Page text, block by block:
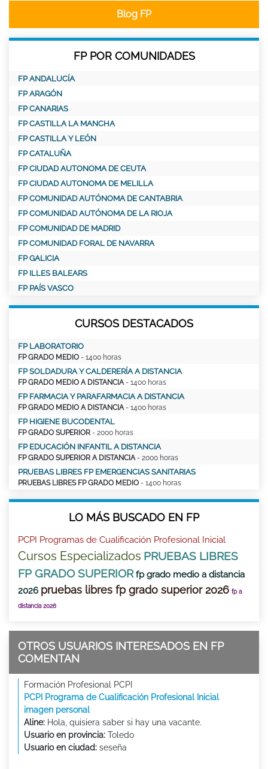
Blog FP
FP POR COMUNIDADES
FP ANDALUCÍA
FP ARAGÓN
FP CANARIAS
FP CASTILLA LA MANCHA
FP CASTILLA Y LEÓN
FP CATALUÑA
FP CIUDAD AUTONOMA DE CEUTA
FP CIUDAD AUTONOMA DE MELILLA
FP COMUNIDAD AUTÓNOMA DE CANTABRIA
FP COMUNIDAD AUTÓNOMA DE LA RIOJA
FP COMUNIDAD DE MADRID
FP COMUNIDAD FORAL DE NAVARRA
FP GALICIA
FP ILLES BALEARS
FP PAÍS VASCO
CURSOS DESTACADOS
FP LABORATORIO
FP GRADO MEDIO - 1400 horas
FP SOLDADURA Y CALDERERÍA A DISTANCIA
FP GRADO MEDIO A DISTANCIA - 1400 horas
FP FARMACIA Y PARAFARMACIA A DISTANCIA
FP GRADO MEDIO A DISTANCIA - 1400 horas
FP HIGIENE BUCODENTAL
FP GRADO SUPERIOR - 2000 horas
FP EDUCACIÓN INFANTIL A DISTANCIA
FP GRADO SUPERIOR A DISTANCIA - 2000 horas
PRUEBAS LIBRES FP EMERGENCIAS SANITARIAS
PRUEBAS LIBRES FP GRADO MEDIO - 1400 horas
LO MÁS BUSCADO EN FP
PCPI Programas de Cualificación Profesional Inicial
Cursos Especializados PRUEBAS LIBRES
FP GRADO SUPERIOR fp grado medio a distancia
2026 pruebas libres fp grado superior 2026 fp a
distancia 2026
OTROS USUARIOS INTERESADOS EN FP
COMENTAN
Formación Profesional PCPI
PCPI Programa de Cualificación Profesional Inicial
imagen personal
Aline: Hola, quisiera saber si hay una vacante.
Usuario en provincia: Toledo
Usuario en ciudad: seseña